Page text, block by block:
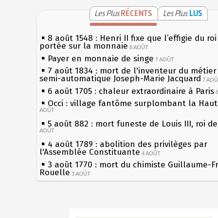
Les PlusRÉCENTS Les Plus LUS
8 août 1548 : Henri II fixe que l’effigie du
portée sur la monnaie 8 AOÛT
Payer en monnaie de singe 7 AOÛT
7 août 1834 : mort de l'inventeur du
semi-automatique Joseph-Marie Jacquard 7
6 août 1705 : chaleur extraordinaire à Paris
Occi : village fantôme surplombant la
AOÛT
5 août 882 : mort funeste de Louis III, roi
AOÛT
4 août 1789 : abolition des privilèges par
l'Assemblée Constituante 4 AOÛT
3 août 1770 : mort du chimiste Guillaume-
Rouelle 3 AOÛT
Musée Jean de La Fontaine : réouverture